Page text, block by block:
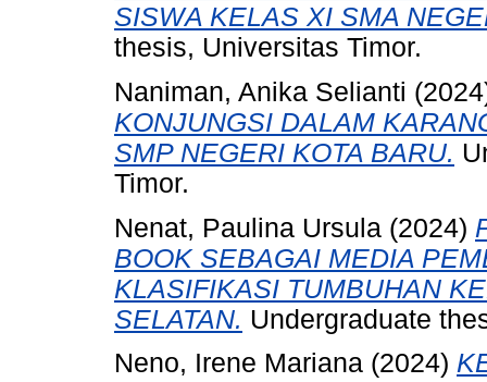
SISWA KELAS XI SMA
thesis, Universitas Timor.
Naniman, Anika Selianti
KONJUNGSI DALAM
SMP NEGERI KOTA BARU.
Timor.
Nenat, Paulina Ursula (2024)
BOOK SEBAGAI MEDIA
KLASIFIKASI TUMBUHAN
SELATAN. Undergraduate
Neno, Irene Mariana (2024)